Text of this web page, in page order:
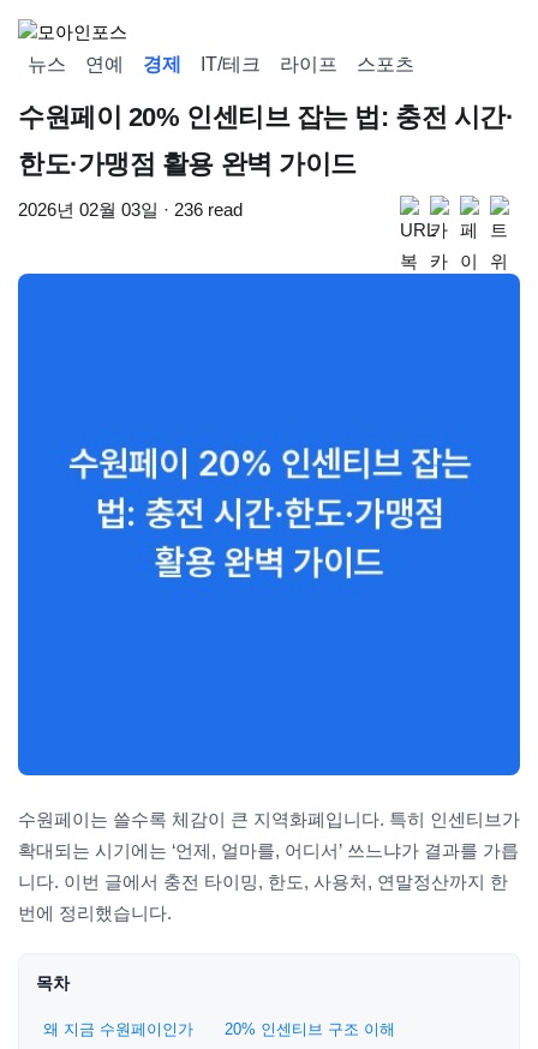
뉴스 연예 경제 IT/테크 라이프 스포츠
수원페이 20% 인센티브 잡는 법: 충전 시간·
한도·가맹점 활용 완벽 가이드
2026년 02월 03일 · 236 read
수원페이는 쓸수록 체감이 큰 지역화폐입니다. 특히 인센티브가
확대되는 시기에는 ‘언제, 얼마를, 어디서’ 쓰느냐가 결과를 가릅
니다. 이번 글에서 충전 타이밍, 한도, 사용처, 연말정산까지 한
번에 정리했습니다.
목차
왜 지금 수원페이인가 20% 인센티브 구조 이해